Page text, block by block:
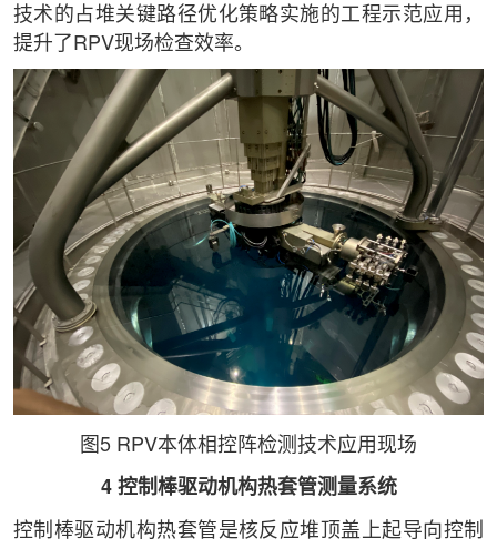
技术的占堆关键路径优化策略实施的工程示范应用，
提升了RPV现场检查效率。
图5 RPV本体相控阵检测技术应用现场
4 控制棒驱动机构热套管测量系统
控制棒驱动机构热套管是核反应堆顶盖上起导向控制